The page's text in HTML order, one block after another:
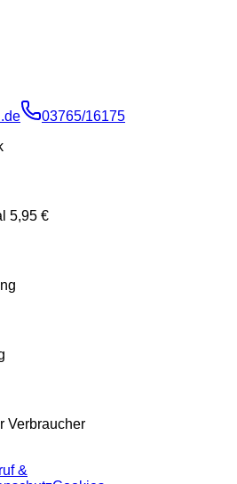
03765/16175
5,95 €
Verbraucher
&